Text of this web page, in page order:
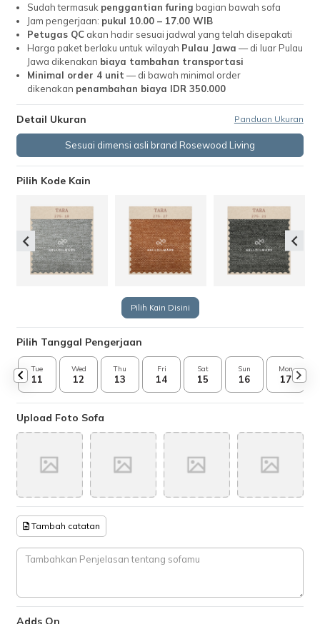
Sudah termasuk penggantian furing bagian bawah sofa
Jam pengerjaan: pukul 10.00 – 17.00 WIB
Petugas QC akan hadir sesuai jadwal yang telah disepakati
Harga paket berlaku untuk wilayah Pulau Jawa — di luar Pulau
Jawa dikenakan biaya tambahan transportasi
Minimal order 4 unit — di bawah minimal order
dikenakan penambahan biaya IDR 350.000
Detail Ukuran Panduan Ukuran
Sesuai dimensi asli brand Rosewood Living
Pilih Kode Kain
Pilih Kain Disini
Pilih Tanggal Pengerjaan
Tue
11
Wed
12
Thu
13
Fri
14
Sat
15
Sun
16
Mon
17
Upload Foto Sofa
Tambah catatan
Adds On